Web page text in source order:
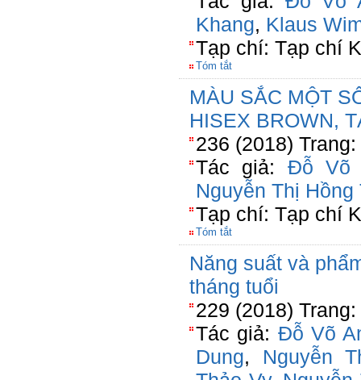
Khang, Klaus
Tạp chí: Tạp chí
Tóm tắt
MÀU SẮC MỘT
HISEX BROWN,
236 (2018) Trang:
Tác giả: Đỗ Võ
Nguyễn Thị
Tạp chí: Tạp chí
Tóm tắt
Năng suất và
tháng tuổi
229 (2018) Trang:
Tác giả: Đỗ Võ
Dung, Nguyễn